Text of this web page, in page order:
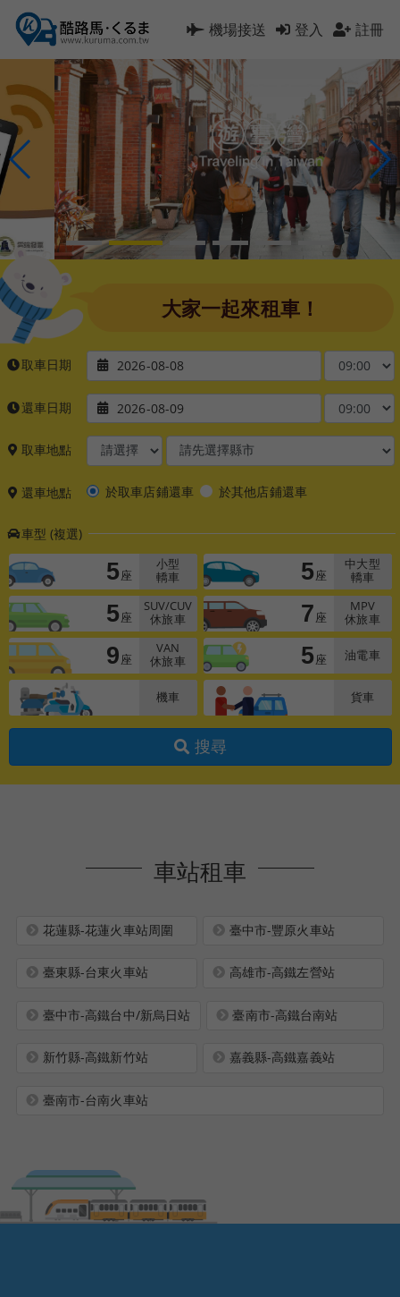
機場接送 登入 註冊
大家一起來租車！
取車日期 2026-08-08
還車日期 2026-08-09
取車地點
還車地點 於取車店鋪還車 於其他店鋪還車
車型 (複選)
5 座
小型
轎車
5 座
中大型
轎車
5 座
SUV/CUV
休旅車
7 座
MPV
休旅車
9 座
VAN
休旅車
5 座 油電車
機車 貨車
搜尋
車站租車
花蓮縣-花蓮火車站周圍 臺中市-豐原火車站
臺東縣-台東火車站 高雄市-高鐵左營站
臺中市-高鐵台中/新烏日站 臺南市-高鐵台南站
新竹縣-高鐵新竹站 嘉義縣-高鐵嘉義站
臺南市-台南火車站